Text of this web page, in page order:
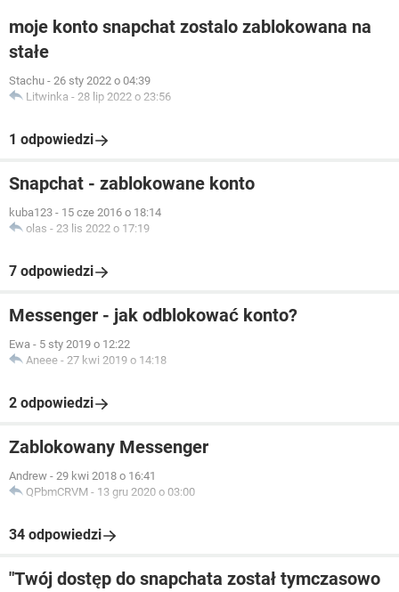
moje konto snapchat zostalo zablokowana na
stałe
Stachu - 26 sty 2022 o 04:39
Litwinka - 28 lip 2022 o 23:56
1 odpowiedzi
Snapchat - zablokowane konto
kuba123 - 15 cze 2016 o 18:14
olas - 23 lis 2022 o 17:19
7 odpowiedzi
Messenger - jak odblokować konto?
Ewa - 5 sty 2019 o 12:22
Aneee - 27 kwi 2019 o 14:18
2 odpowiedzi
Zablokowany Messenger
Andrew - 29 kwi 2018 o 16:41
QPbmCRVM - 13 gru 2020 o 03:00
34 odpowiedzi
"Twój dostęp do snapchata został tymczasowo